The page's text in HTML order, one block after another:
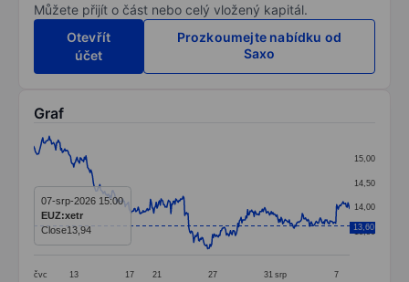
Můžete přijít o část nebo celý vložený kapitál.
Otevřít
účet
Prozkoumejte nabídku od
Saxo
Graf
Line chart with 388 data points.
The chart has 1 X axis displaying categories.
The chart has 1 Y axis displaying values. Data ranges
čvc 13 17 21 27 31 srp 7
13,50
14,00
14,50
15,00
13,60
07-srp-2026 15:00
EUZ:xetr
Close13,94